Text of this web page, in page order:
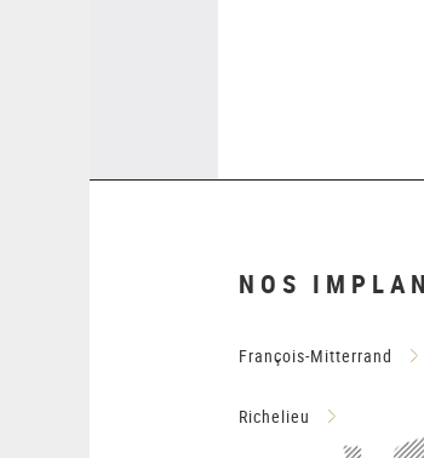
NOS
François-Mitterrand
Richelieu